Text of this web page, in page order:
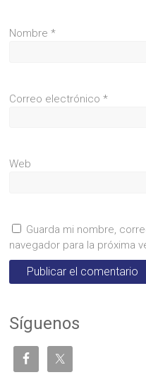
Nombre*
Correo electrónico*
Web
Guarda mi nombre,
navegador para la próxima
Síguenos